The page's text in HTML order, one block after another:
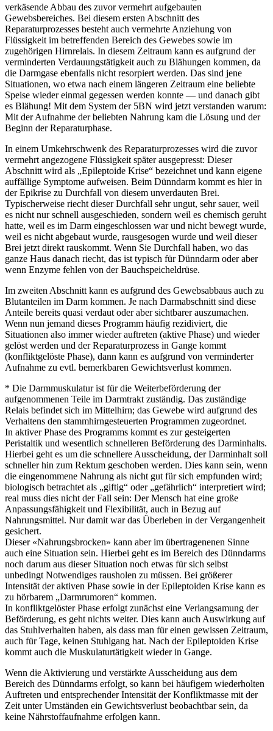
verkäsende Abbau des zuvor vermehrt aufgebauten
Gewebsbereiches. Bei diesem ersten Abschnitt des
Reparaturprozesses besteht auch vermehrte Anziehung von
Flüssigkeit im betreffenden Bereich des Gewebes sowie im
zugehörigen Hirnrelais. In diesem Zeitraum kann es aufgrund der
verminderten Verdauungstätigkeit auch zu Blähungen kommen, da
die Darmgase ebenfalls nicht resorpiert werden. Das sind jene
Situationen, wo etwa nach einem längeren Zeitraum eine beliebte
Speise wieder einmal gegessen werden konnte — und danach gibt
es Blähung! Mit dem System der 5BN wird jetzt verstanden warum:
Mit der Aufnahme der beliebten Nahrung kam die Lösung und der
Beginn der Reparaturphase.
In einem Umkehrschwenk des Reparaturprozesses wird die zuvor
vermehrt angezogene Flüssigkeit später ausgepresst: Dieser
Abschnitt wird als „Epileptoide Krise“ bezeichnet und kann eigene
auffällige Symptome aufweisen. Beim Dünndarm kommt es hier in
der Epikrise zu Durchfall von diesem unverdauten Brei.
Typischerweise riecht dieser Durchfall sehr ungut, sehr sauer, weil
es nicht nur schnell ausgeschieden, sondern weil es chemisch geruht
hatte, weil es im Darm eingeschlossen war und nicht bewegt wurde,
weil es nicht abgebaut wurde, rausgesogen wurde und weil dieser
Brei jetzt direkt rauskommt. Wenn Sie Durchfall haben, wo das
ganze Haus danach riecht, das ist typisch für Dünndarm oder aber
wenn Enzyme fehlen von der Bauchspeicheldrüse.
Im zweiten Abschnitt kann es aufgrund des Gewebsabbaus auch zu
Blutanteilen im Darm kommen. Je nach Darmabschnitt sind diese
Anteile bereits quasi verdaut oder aber sichtbarer auszumachen.
Wenn nun jemand dieses Programm häufig rezidiviert, die
Situationen also immer wieder auftreten (aktive Phase) und wieder
gelöst werden und der Reparaturprozess in Gange kommt
(konfliktgelöste Phase), dann kann es aufgrund von verminderter
Aufnahme zu evtl. bemerkbaren Gewichtsverlust kommen.
* Die Darmmuskulatur ist für die Weiterbeförderung der
aufgenommenen Teile im Darmtrakt zuständig. Das zuständige
Relais befindet sich im Mittelhirn; das Gewebe wird aufgrund des
Verhaltens den stammhirngesteuerten Programmen zugeordnet.
In aktiver Phase des Programms kommt es zur gesteigerten
Peristaltik und wesentlich schnelleren Beförderung des Darminhalts.
Hierbei geht es um die schnellere Ausscheidung, der Darminhalt soll
schneller hin zum Rektum geschoben werden. Dies kann sein, wenn
die eingenommene Nahrung als nicht gut für sich empfunden wird;
biologisch betrachtet als „giftig“ oder „gefährlich“ interpretiert wird;
real muss dies nicht der Fall sein: Der Mensch hat eine große
Anpassungsfähigkeit und Flexibilität, auch in Bezug auf
Nahrungsmittel. Nur damit war das Überleben in der Vergangenheit
gesichert.
Dieser «Nahrungsbrocken» kann aber im übertragenenen Sinne
auch eine Situation sein. Hierbei geht es im Bereich des Dünndarms
noch darum aus dieser Situation noch etwas für sich selbst
unbedingt Notwendiges rausholen zu müssen. Bei größerer
Intensität der aktiven Phase sowie in der Epileptoiden Krise kann es
zu hörbarem „Darmrumoren“ kommen.
In konfliktgelöster Phase erfolgt zunächst eine Verlangsamung der
Beförderung, es geht nichts weiter. Dies kann auch Auswirkung auf
das Stuhlverhalten haben, als dass man für einen gewissen Zeitraum,
auch für Tage, keinen Stuhlgang hat. Nach der Epileptoiden Krise
kommt auch die Muskulaturtätigkeit wieder in Gange.
Wenn die Aktivierung und verstärkte Ausscheidung aus dem
Bereich des Dünndarms erfolgt, so kann bei häufigem wiederholten
Auftreten und entsprechender Intensität der Konfliktmasse mit der
Zeit unter Umständen ein Gewichtsverlust beobachtbar sein, da
keine Nährstoffaufnahme erfolgen kann.